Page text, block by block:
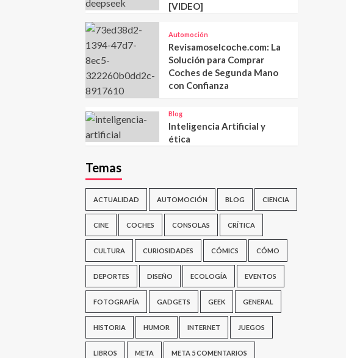
[VIDEO]
Automoción
Revisamoselcoche.com: La
Solución para Comprar
Coches de Segunda Mano
con Confianza
Blog
Inteligencia Artificial y
ética
Temas
ACTUALIDAD AUTOMOCIÓN BLOG CIENCIA
CINE COCHES CONSOLAS CRÍTICA
CULTURA CURIOSIDADES CÓMICS CÓMO
DEPORTES DISEÑO ECOLOGÍA EVENTOS
FOTOGRAFÍA GADGETS GEEK GENERAL
HISTORIA HUMOR INTERNET JUEGOS
LIBROS META META 5 COMENTARIOS